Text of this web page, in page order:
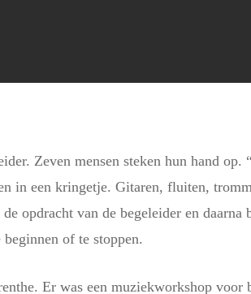
Zeven mensen steken hun hand
in een kringetje. Gitaren, fluiten,
opdracht van de begeleider en
of te stoppen.
Er was een muziekworkshop voor